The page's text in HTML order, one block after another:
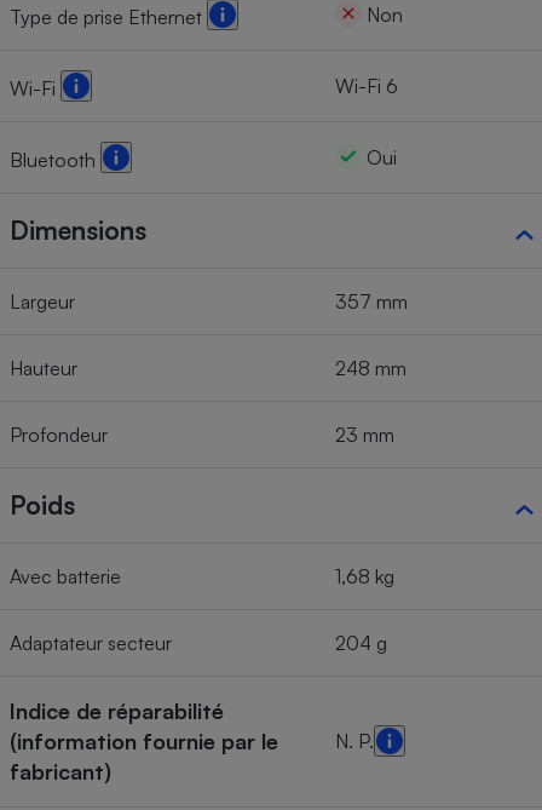
Type de prise Ethernet Non
Wi-Fi Wi-Fi 6
Bluetooth Oui
Dimensions
Largeur 357 mm
Hauteur 248 mm
Profondeur 23 mm
Poids
Avec batterie 1,68 kg
Adaptateur secteur 204 g
Indice de réparabilité
(information fournie par le
fabricant)
N. P.